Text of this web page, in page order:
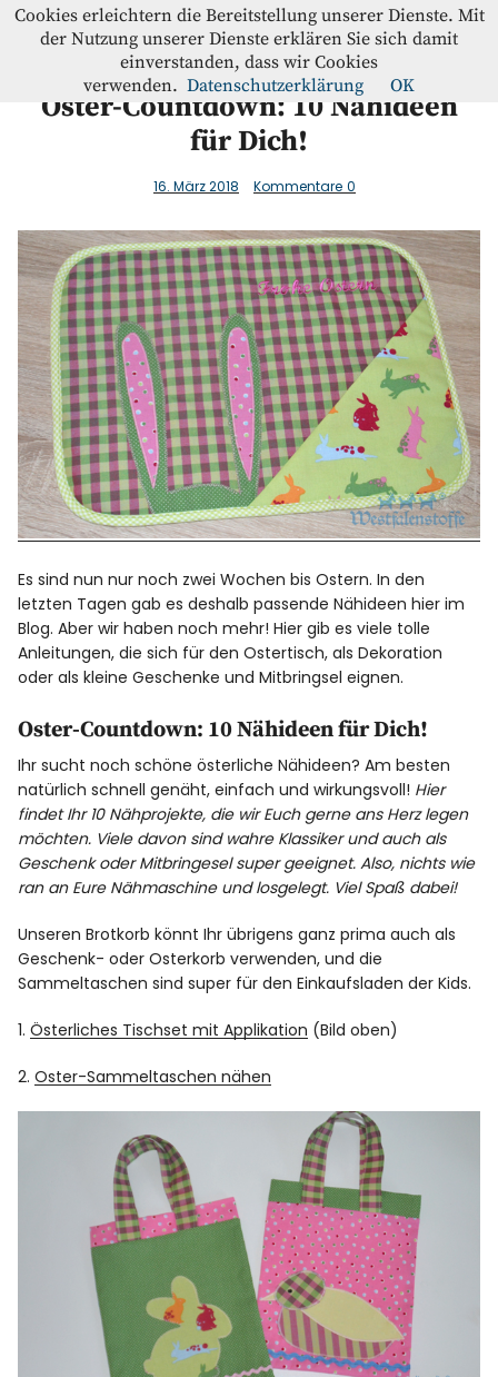
Westfalenstoffe-Blog
InstagramFacebook
Oster-Countdown: 10 Nähideen
für Dich!
16. März 2018 Kommentare 0
Es sind nun nur noch zwei Wochen bis Ostern. In den
letzten Tagen gab es deshalb passende Nähideen hier im
Blog. Aber wir haben noch mehr! Hier gib es viele tolle
Anleitungen, die sich für den Ostertisch, als Dekoration
oder als kleine Geschenke und Mitbringsel eignen.
Oster-Countdown: 10 Nähideen für Dich!
Ihr sucht noch schöne österliche Nähideen? Am besten
natürlich schnell genäht, einfach und wirkungsvoll! Hier
findet Ihr 10 Nähprojekte, die wir Euch gerne ans Herz legen
möchten. Viele davon sind wahre Klassiker und auch als
Geschenk oder Mitbringesel super geeignet. Also, nichts wie
ran an Eure Nähmaschine und losgelegt. Viel Spaß dabei!
Unseren Brotkorb könnt Ihr übrigens ganz prima auch als
Geschenk- oder Osterkorb verwenden, und die
Sammeltaschen sind super für den Einkaufsladen der Kids.
1.Österliches Tischset mit Applikation (Bild oben)
2.Oster-Sammeltaschen nähen
Cookies erleichtern die Bereitstellung unserer Dienste. Mit
der Nutzung unserer Dienste erklären Sie sich damit
einverstanden, dass wir Cookies
verwenden. Datenschutzerklärung OK